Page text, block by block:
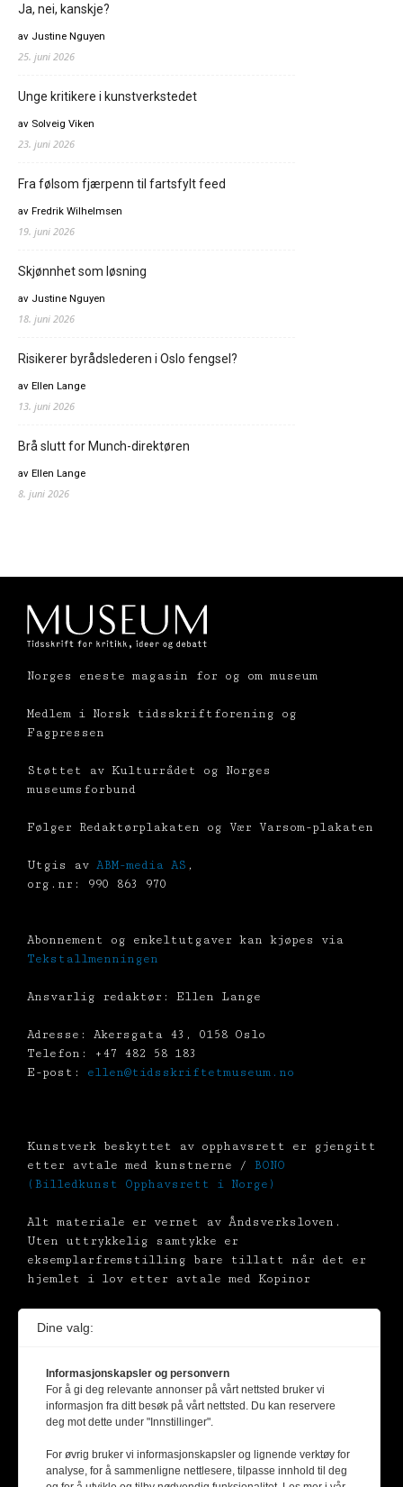
Ja, nei, kanskje?
av Justine Nguyen
25. juni 2026
Unge kritikere i kunstverkstedet
av Solveig Viken
23. juni 2026
Fra følsom fjærpenn til fartsfylt feed
av Fredrik Wilhelmsen
19. juni 2026
Skjønnhet som løsning
av Justine Nguyen
18. juni 2026
Risikerer byrådslederen i Oslo fengsel?
av Ellen Lange
13. juni 2026
Brå slutt for Munch-direktøren
av Ellen Lange
8. juni 2026
Norges eneste magasin for og om museum
Medlem i Norsk tidsskriftforening og
Fagpressen
Støttet av Kulturrådet og Norges
museumsforbund
Følger Redaktørplakaten og Vær Varsom-plakaten
Utgis av ABM-media AS ,
org.nr: 990 863 970
Abonnement og enkeltutgaver kan kjøpes via
Tekstallmenningen
Ansvarlig redaktør: Ellen Lange
Adresse: Akersgata 43, 0158 Oslo
Telefon: +47 482 58 183
E-post: ellen@tidsskriftetmuseum.no
Kunstverk beskyttet av opphavsrett er gjengitt
etter avtale med kunstnerne / BONO
(Billedkunst Opphavsrett i Norge)
Alt materiale er vernet av Åndsverksloven.
Uten uttrykkelig samtykke er
eksemplarfremstilling bare tillatt når det er
hjemlet i lov etter avtale med Kopinor
Dine valg:
Informasjonskapsler og personvern
For å gi deg relevante annonser på vårt nettsted bruker vi
informasjon fra ditt besøk på vårt nettsted. Du kan reservere
deg mot dette under "Innstillinger".
For øvrig bruker vi informasjonskapsler og lignende verktøy for
analyse, for å sammenligne nettlesere, tilpasse innhold til deg